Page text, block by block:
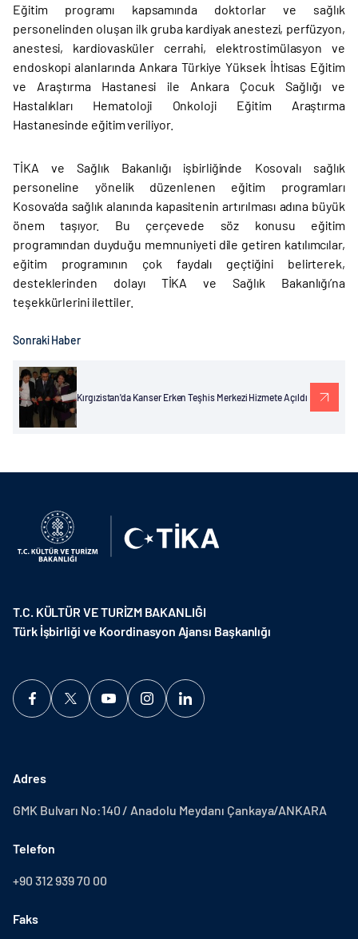
Eğitim programı kapsamında doktorlar ve sağlık
personelinden oluşan ilk gruba kardiyak anestezi, perfüzyon,
anestesi, kardiovasküler cerrahi, elektrostimülasyon ve
endoskopi alanlarında Ankara Türkiye Yüksek İhtisas Eğitim
ve Araştırma Hastanesi ile Ankara Çocuk Sağlığı ve
Hastalıkları Hematoloji Onkoloji Eğitim Araştırma
Hastanesinde eğitim veriliyor.
TİKA ve Sağlık Bakanlığı işbirliğinde Kosovalı sağlık
personeline yönelik düzenlenen eğitim programları
Kosova’da sağlık alanında kapasitenin artırılması adına büyük
önem taşıyor. Bu çerçevede söz konusu eğitim
programından duyduğu memnuniyeti dile getiren katılımcılar,
eğitim programının çok faydalı geçtiğini belirterek,
desteklerinden dolayı TİKA ve Sağlık Bakanlığı’na
teşekkürlerini ilettiler.
Sonraki Haber
Kırgızistan'da Kanser Erken Teşhis Merkezi Hizmete Açıldı
T.C. KÜLTÜR VE TURİZM BAKANLIĞI
Türk İşbirliği ve Koordinasyon Ajansı Başkanlığı
Adres
GMK Bulvarı No:140 / Anadolu Meydanı Çankaya/ANKARA
Telefon
+90 312 939 70 00
Faks